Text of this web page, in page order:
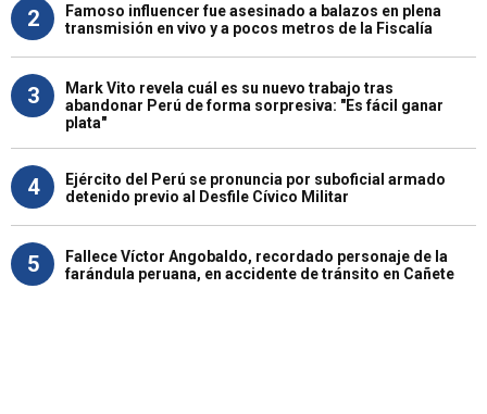
2
Famoso influencer fue asesinado a balazos en plena
transmisión en vivo y a pocos metros de la Fiscalía
3
Mark Vito revela cuál es su nuevo trabajo tras
abandonar Perú de forma sorpresiva: "Es fácil ganar
plata"
4
Ejército del Perú se pronuncia por suboficial armado
detenido previo al Desfile Cívico Militar
5
Fallece Víctor Angobaldo, recordado personaje de la
farándula peruana, en accidente de tránsito en Cañete